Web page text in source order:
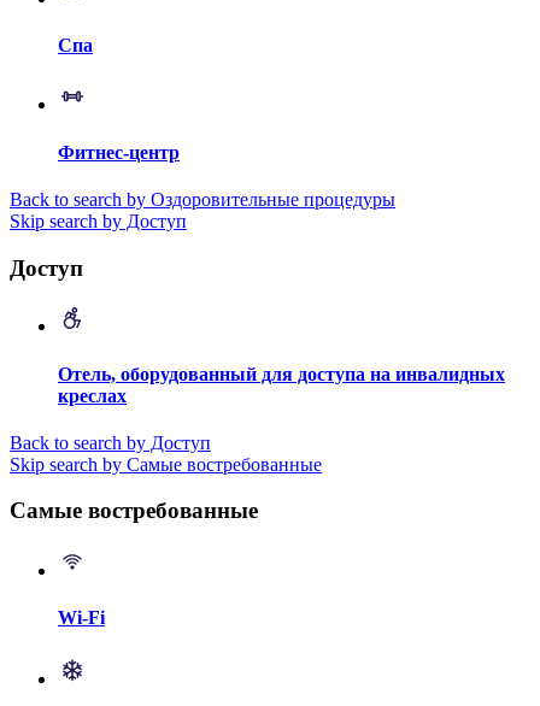
Спа
Фитнес-центр
Back to search by Оздоровительные процедуры
Skip search by Доступ
Доступ
Отель, оборудованный для доступа на инвалидных
креслах
Back to search by Доступ
Skip search by Самые востребованные
Самые востребованные
Wi-Fi